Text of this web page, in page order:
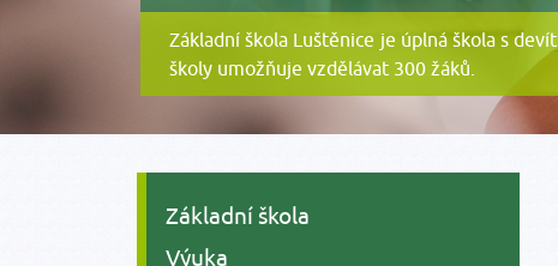
Základní škola Luštěnice je úplná škola s
školy umožňuje vzdělávat 300 žáků.
Základní škola
Výuka